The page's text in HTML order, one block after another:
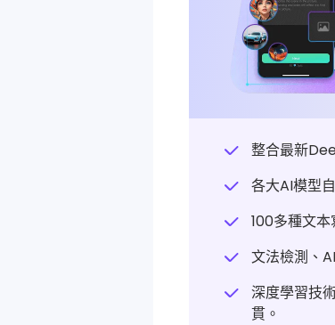
整合最新
各大AI模型
100多種文本
文法檢測、
深度學習技
貫。